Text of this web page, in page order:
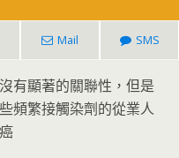
Mail SMS
有顯著的關聯性，但是
頻繁接觸染劑的從業人